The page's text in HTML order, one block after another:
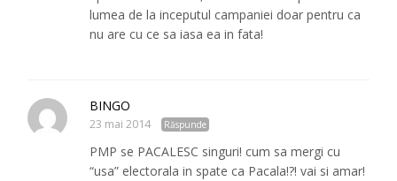
lumea de la inceputul campaniei doar pentru ca
nu are cu ce sa iasa ea in fata!
BINGO
23 mai 2014 Răspunde
PMP se PACALESC singuri! cum sa mergi cu
“usa” electorala in spate ca Pacala!?! vai si amar!